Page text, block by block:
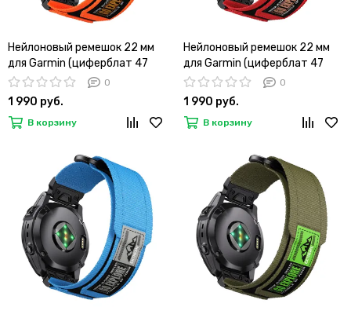
Нейлоновый ремешок 22 мм
для Garmin (циферблат 47
мм) QuickFit на липучке
(Оранжевый)
0
1 990 руб.
В корзину
Нейлоновый ремешок 22 мм
для Garmin (циферблат 47
мм) QuickFit на липучке
(Красный)
0
1 990 руб.
В корзину